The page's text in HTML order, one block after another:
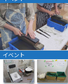
イベント